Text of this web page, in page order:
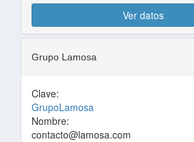
Ver datos
Grupo Lamosa
Clave:
GrupoLamosa
Nombre:
contacto@lamosa.com